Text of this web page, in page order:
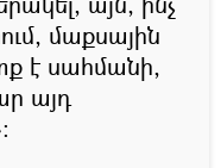
մաքսային
է սահմանի,
այդ